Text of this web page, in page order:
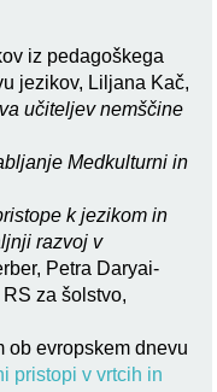
iz pedagoškega
jezikov, Liljana Kač,
učiteljev nemščine
Medkulturni in
k jezikom in
razvoj v
Petra Daryai-
za šolstvo,
ob evropskem dnevu
pristopi v vrtcih in